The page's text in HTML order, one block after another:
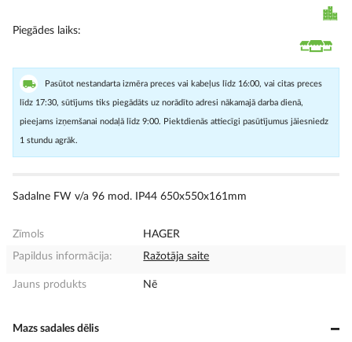
Piegādes laiks
Pasūtot nestandarta izmēra preces vai kabeļus līdz 16:00, vai citas preces
līdz 17:30, sūtījums tiks piegādāts uz norādīto adresi nākamajā darba dienā,
pieejams izņemšanai nodaļā līdz 9:00. Piektdienās attiecīgi pasūtījumus jāiesniedz
1 stundu agrāk.
Sadalne FW v/a 96 mod. IP44 650x550x161mm
Zīmols
HAGER
Papildus informācija:
Ražotāja saite
Jauns produkts Nē
Mazs sadales dēlis